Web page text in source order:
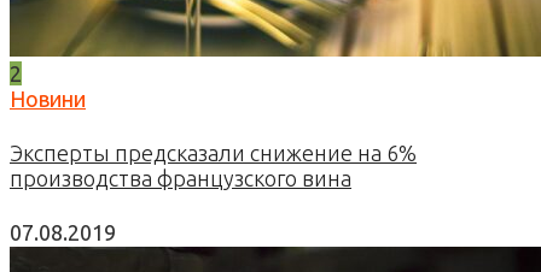
2
Новини
Эксперты предсказали снижение на 6%
производства французского вина
07.08.2019